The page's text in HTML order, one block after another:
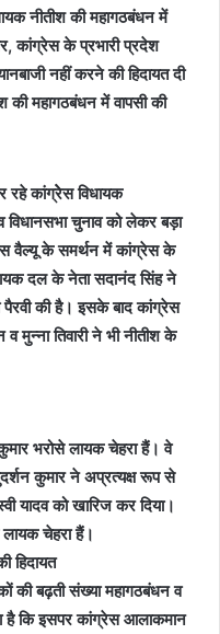
नीतीश की महागठबंधन में
कांग्रेस के प्रभारी प्रदेश
नहीं करने की हिदायत दी
की महागठबंधन में वापसी की
रहे कांग्रेेस विधायक
विधानसभा चुनाव को लेकर बड़ा
वैल्‍यू के समर्थन में कांग्रेस के
दल के नेता सदानंद सिंह ने
पैरवी की है। इसके बाद कांग्रेस
तिवारी ने भी नीतीश के
भरोसे लायक चेहरा हैं। वे
कुमार ने अप्रत्‍यक्ष रूप से
यादव को खारिज कर दिया।
चेहरा हैं।
हिदायत
की बढ़ती संख्‍या महागठबंधन व
है कि इसपर कांग्रेस आलाकमान